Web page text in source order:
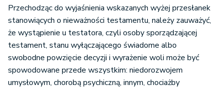
Przechodząc do wyjaśnienia wskazanych wyżej przesłanek
stanowiących o nieważności testamentu, należy zauważyć,
że wystąpienie u testatora, czyli osoby sporządzającej
testament, stanu wyłączającego świadome albo
swobodne powzięcie decyzji i wyrażenie woli może być
spowodowane przede wszystkim: niedorozwojem
umysłowym, chorobą psychiczną, innym, chociażby